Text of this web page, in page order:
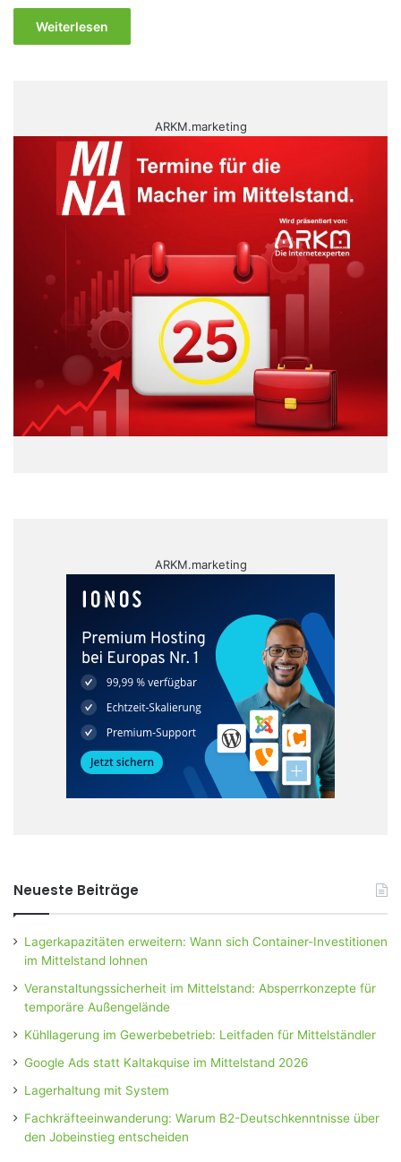
Weiterlesen
ARKM.marketing
ARKM.marketing
Neueste Beiträge
Lagerkapazitäten erweitern: Wann sich Container-Investitionen
im Mittelstand lohnen
Veranstaltungssicherheit im Mittelstand: Absperrkonzepte für
temporäre Außengelände
Kühllagerung im Gewerbebetrieb: Leitfaden für Mittelständler
Google Ads statt Kaltakquise im Mittelstand 2026
Lagerhaltung mit System
Fachkräfteeinwanderung: Warum B2-Deutschkenntnisse über
den Jobeinstieg entscheiden